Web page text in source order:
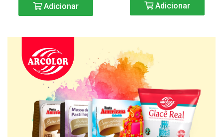
Adicionar Adicionar